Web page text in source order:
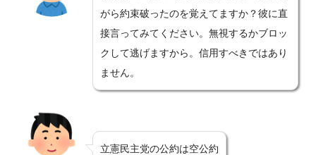
がら約束破ったのを覚えてますか？彼に直
接言ってみてください。無視するかブロッ
クして逃げますから。信用すべきではあり
ません。
立憲民主党の公約は空公約